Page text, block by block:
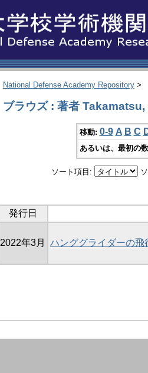
National Defense Academy Repository >
ブラウズ : 著者
移動: 0-9 A B C
あるいは、最初の
ソート項目:
発行日
2022年3月 ハンググライダーの